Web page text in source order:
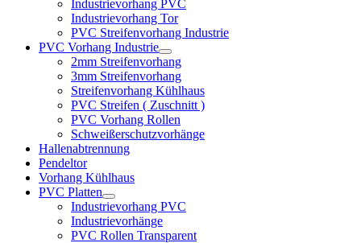
Industrievorhang PVC
Industrievorhang Tor
PVC Streifenvorhang Industrie
PVC Vorhang Industrie
2mm Streifenvorhang
3mm Streifenvorhang
Streifenvorhang Kühlhaus
PVC Streifen ( Zuschnitt )
PVC Vorhang Rollen
Schweißerschutzvorhänge
Hallenabtrennung
Pendeltor
Vorhang Kühlhaus
PVC Platten
Industrievorhang PVC
Industrievorhänge
PVC Rollen Transparent